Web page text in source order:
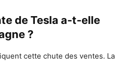
de Tesla a-t-elle
?
cette chute des ventes. La